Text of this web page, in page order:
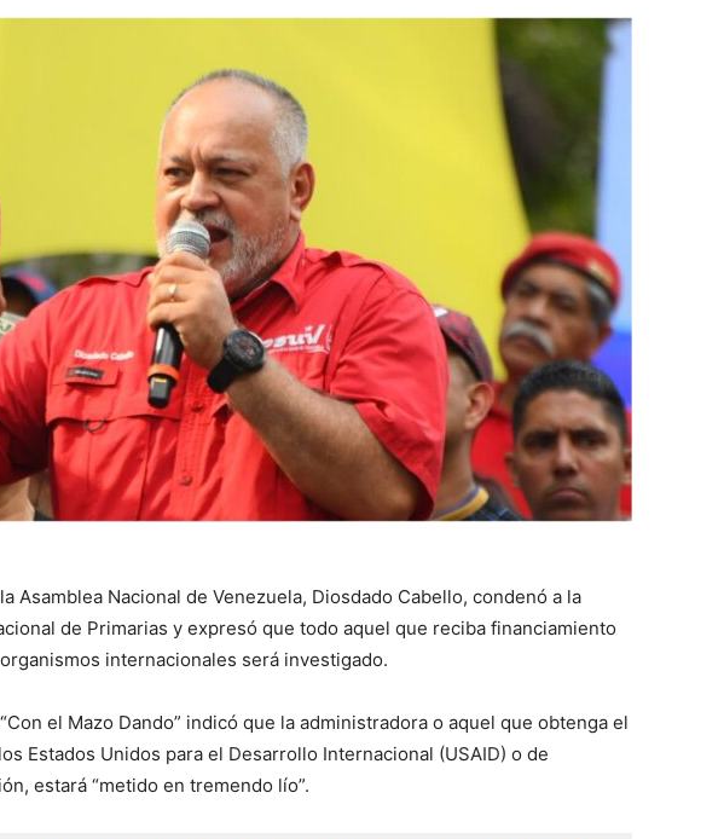
Asamblea Nacional de Venezuela, Diosdado Cabello, condenó a la
de Primarias y expresó que todo aquel que reciba financiamiento
internacionales será investigado.
el Mazo Dando” indicó que la administradora o aquel que obtenga el
Estados Unidos para el Desarrollo Internacional (USAID) o de
estará “metido en tremendo lío”.